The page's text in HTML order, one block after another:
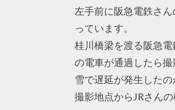
左手前に阪急電鉄さ
っています。
桂川橋梁を渡る阪急
の電車が通過したら
雪で遅延が発生した
撮影地点からJRさん